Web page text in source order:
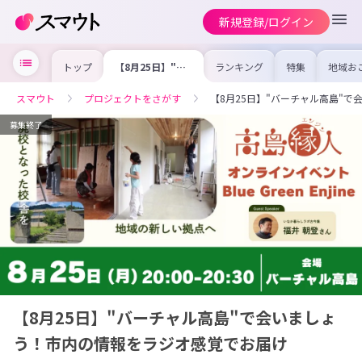
新規登録/ログイン
トップ 【8月25日】"バ
ーチャル高島"で
内の情報をラジオ
感覚でお届け
ランキング 特集 地域お
の求
を集め
事内容
を比較
スマウト プロジェクトをさがす 【8月25日】"バーチャル高島"で
募集終了
【8月25日】"バーチャル高島"で会いましょ
う！市内の情報をラジオ感覚でお届け